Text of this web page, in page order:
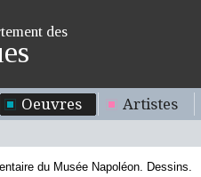
des
Oeuvres Artistes
du Musée Napoléon. Dessins.